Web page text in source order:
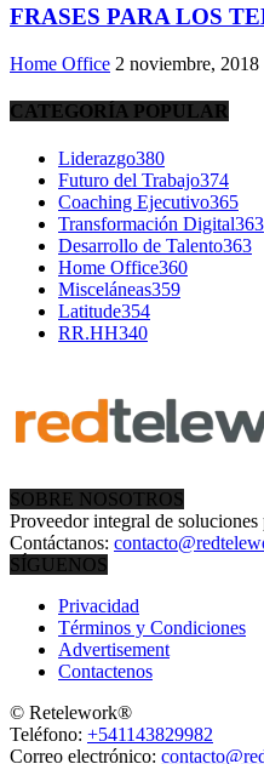
FRASES PARA LOS
Home Office 2 noviembre, 2018
CATEGORÍA POPULAR
Liderazgo380
Futuro del Trabajo374
Coaching Ejecutivo365
Transformación Digital363
Desarrollo de Talento363
Home Office360
Misceláneas359
Latitude354
RR.HH340
SOBRE NOSOTROS
Proveedor integral de
Contáctanos:
SÍGUENOS
Privacidad
Términos y Condiciones
Advertisement
Contactenos
© Retelework®
Teléfono: +541143829982
Correo electrónico: